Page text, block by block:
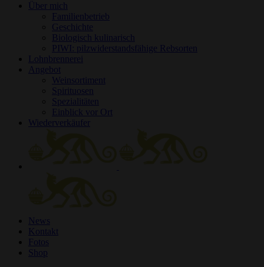
Über mich
Familienbetrieb
Geschichte
Biologisch kulinarisch
PIWI: pilzwiderstandsfähige Rebsorten
Lohnbrennerei
Angebot
Weinsortiment
Spirituosen
Spezialitäten
Einblick vor Ort
Wiederverkäufer
News
Kontakt
Fotos
Shop